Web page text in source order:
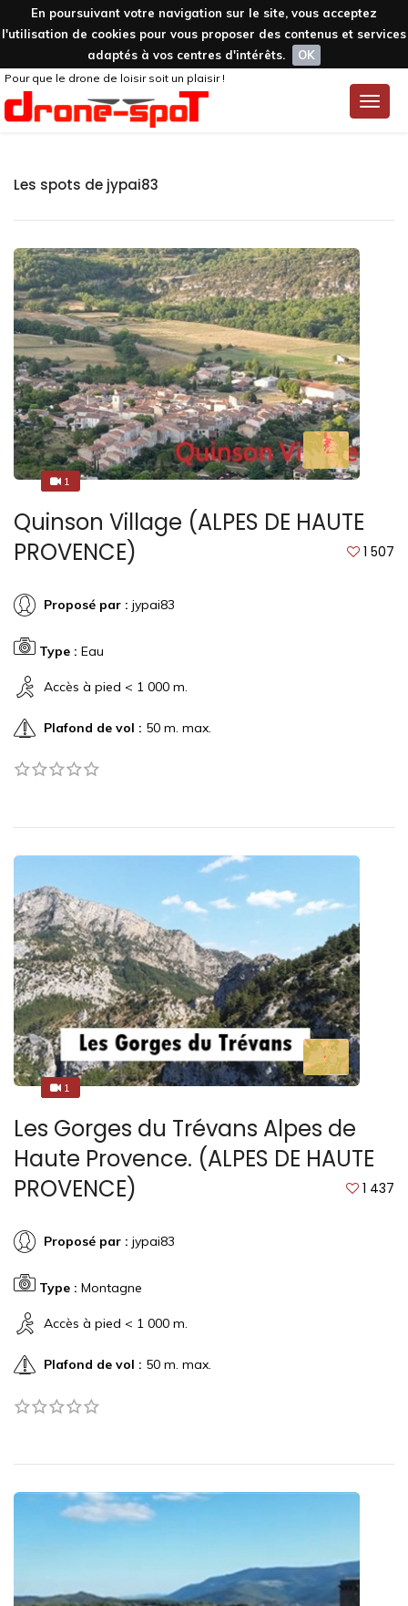
En poursuivant votre navigation sur le site, vous acceptez
l'utilisation de cookies pour vous proposer des contenus et services
adaptés à vos centres d'intérêts.
OK
Toggle
Pour que le drone de loisir soit un plaisir !
Les spots de jypai83
11
Quinson Village (ALPES DE HAUTE
PROVENCE)
1 507
Proposé par : jypai83
Type : Eau
Accès à pied < 1 000 m.
Plafond de vol : 50 m. max.
1
1
Les Gorges du Trévans Alpes de
Haute Provence. (ALPES DE HAUTE
PROVENCE)
1 437
Proposé par : jypai83
Type : Montagne
Accès à pied < 1 000 m.
Plafond de vol : 50 m. max.